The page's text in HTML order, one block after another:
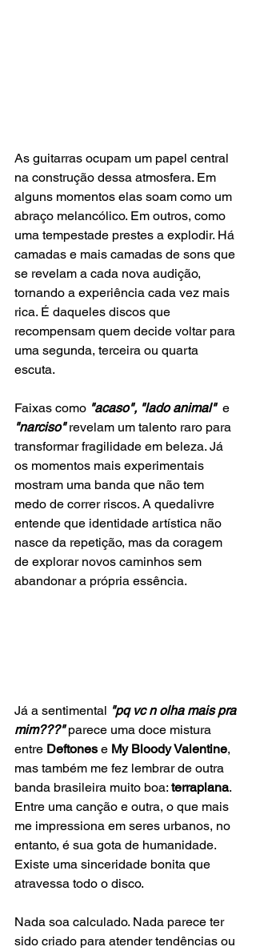
As guitarras ocupam um papel central
na construção dessa atmosfera. Em
alguns momentos elas soam como um
abraço melancólico. Em outros, como
uma tempestade prestes a explodir. Há
camadas e mais camadas de sons que
se revelam a cada nova audição,
tornando a experiência cada vez mais
rica. É daqueles discos que
recompensam quem decide voltar para
uma segunda, terceira ou quarta
escuta.
Faixas como "acaso", "lado animal"
  e
"narciso" revelam um talento raro para
transformar fragilidade em beleza. Já
os momentos mais experimentais
mostram uma banda que não tem
medo de correr riscos. A quedalivre
entende que identidade artística não
nasce da repetição, mas da coragem
de explorar novos caminhos sem
abandonar a própria essência.
Já a sentimental "pq vc n olha mais pra
mim???" parece uma doce mistura
entre Deftones e My Bloody Valentine,
mas também me fez lembrar de outra
banda brasileira muito boa: terraplana.
Entre uma canção e outra, o que mais
me impressiona em seres urbanos, no
entanto, é sua gota de humanidade.
Existe uma sinceridade bonita que
atravessa todo o disco.
Nada soa calculado. Nada parece ter
sido criado para atender tendências ou